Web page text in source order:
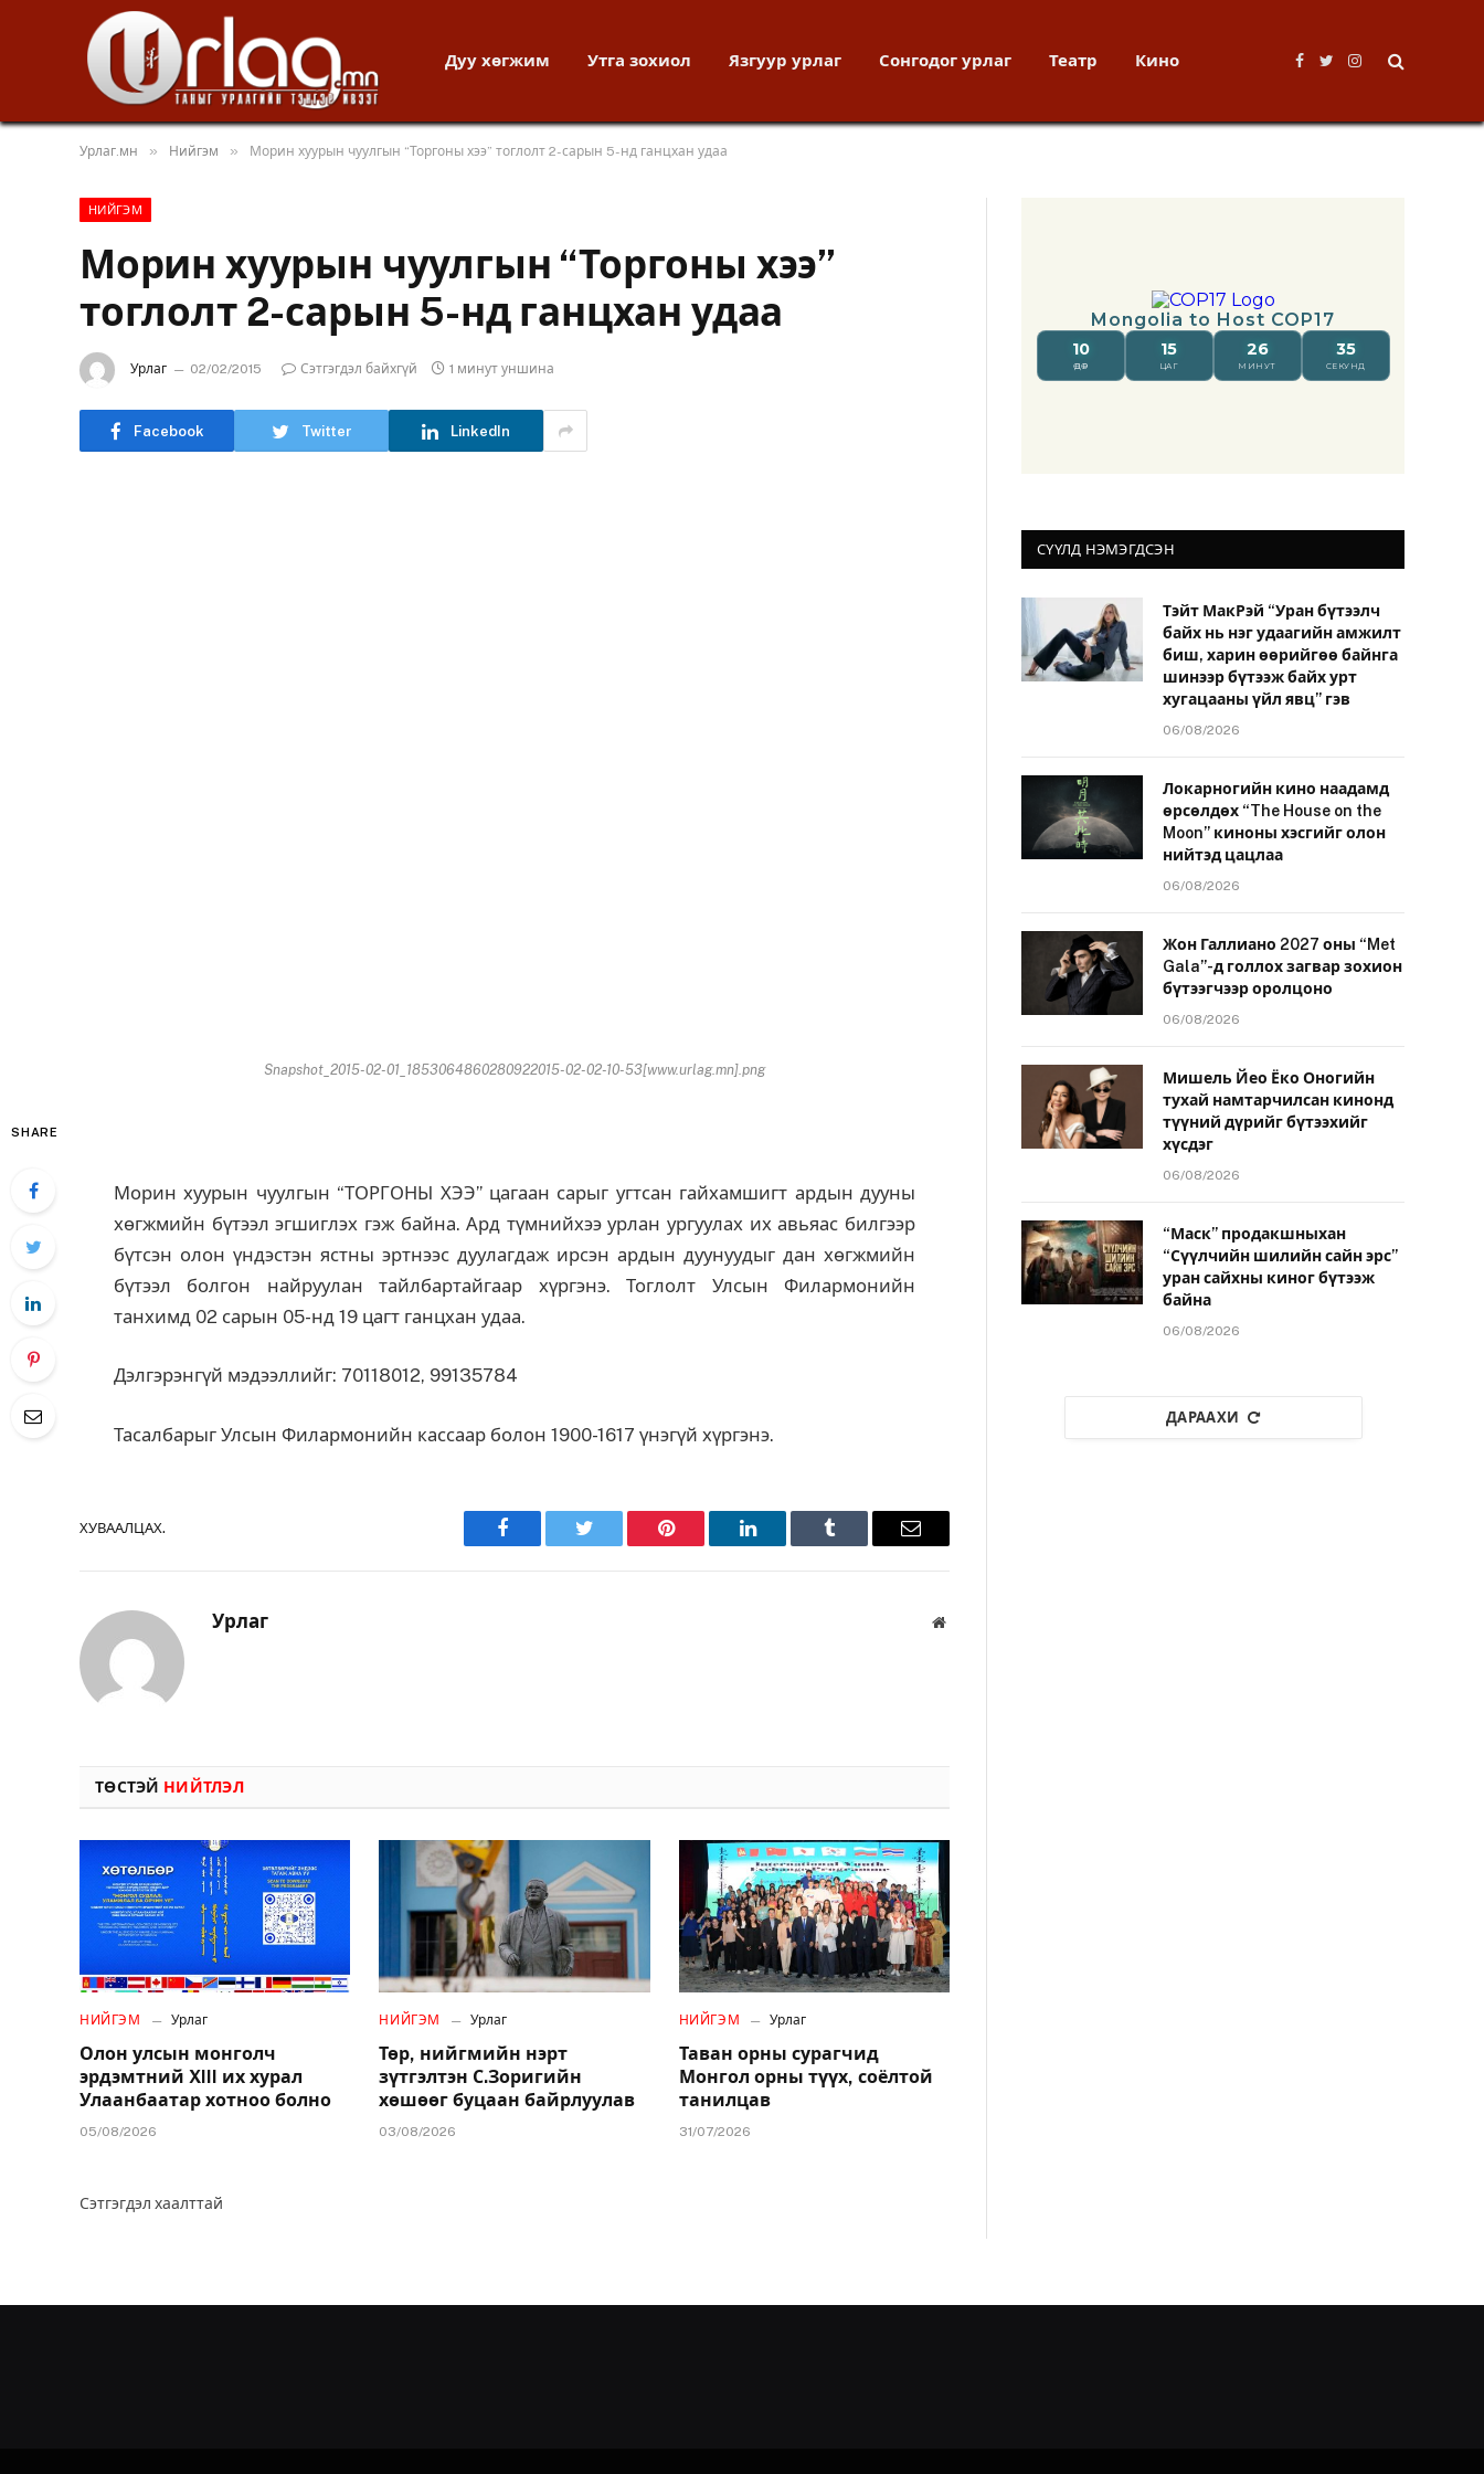
Дуу хөгжим Утга зохиол Язгуур урлаг Сонгодог урлаг Театр Кино
Facebook
TwitterInstagram
Урлаг.мн » Нийгэм » Морин хуурын чуулгын “Торгоны хээ” тоглолт 2-сарын 5-нд ганцхан удаа
НИЙГЭМ
Морин хуурын чуулгын “Торгоны хээ”
тоглолт 2-сарын 5-нд ганцхан удаа
Урлаг 02/02/2015 Сэтгэгдэл байхгүй 1 минут уншина
Facebook Twitter LinkedIn
Snapshot_2015-02-01_1853064860280922015-02-02-10-53[www.urlag.mn].png
SHARE
Морин хуурын чуулгын “ТОРГОНЫ ХЭЭ” цагаан сарыг угтсан гайхамшигт ардын дууны
хөгжмийн бүтээл эгшиглэх гэж байна. Ард түмнийхээ урлан ургуулах их авьяас билгээр
бүтсэн олон үндэстэн ястны эртнээс дуулагдаж ирсэн ардын дуунуудыг дан хөгжмийн
бүтээл болгон найруулан тайлбартайгаар хүргэнэ. Тоглолт Улсын Филармонийн
танхимд 02 сарын 05-нд 19 цагт ганцхан удаа.
Дэлгэрэнгүй мэдээллийг: 70118012, 99135784
Тасалбарыг Улсын Филармонийн кассаар болон 1900-1617 үнэгүй хүргэнэ.
ХУВААЛЦАХ.
Facebook Twitter Pinterest LinkedIn Tumblr Имэйл
Урлаг Вэбсайт
ТӨСТЭЙ НИЙТЛЭЛ
НИЙГЭМ Урлаг
Олон улсын монголч
эрдэмтний XIII их хурал
Улаанбаатар хотноо болно
05/08/2026
НИЙГЭМ Урлаг
Төр, нийгмийн нэрт
зүтгэлтэн С.Зоригийн
хөшөөг буцаан байрлуулав
03/08/2026
НИЙГЭМ Урлаг
Таван орны сурагчид
Монгол орны түүх, соёлтой
танилцав
31/07/2026
Сэтгэгдэл хаалттай
СҮҮЛД НЭМЭГДСЭН
Тэйт МакРэй “Уран бүтээлч
байх нь нэг удаагийн амжилт
биш, харин өөрийгөө байнга
шинээр бүтээж байх урт
хугацааны үйл явц” гэв
06/08/2026
Локарногийн кино наадамд
өрсөлдөх “The House on the
Moon” киноны хэсгийг олон
нийтэд цацлаа
06/08/2026
Жон Галлиано 2027 оны “Met
Gala”-д голлох загвар зохион
бүтээгчээр оролцоно
06/08/2026
Мишель Йео Ёко Оногийн
тухай намтарчилсан кинонд
түүний дүрийг бүтээхийг
хүсдэг
06/08/2026
“Маск” продакшныхан
“Сүүлчийн шилийн сайн эрс”
уран сайхны киног бүтээж
байна
06/08/2026
ДАРААХИ